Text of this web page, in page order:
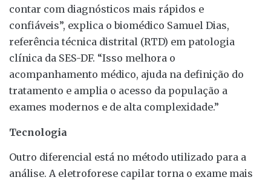
contar com diagnósticos mais rápidos e
confiáveis”, explica o biomédico Samuel Dias,
referência técnica distrital (RTD) em patologia
clínica da SES-DF. “Isso melhora o
acompanhamento médico, ajuda na definição do
tratamento e amplia o acesso da população a
exames modernos e de alta complexidade.”
Tecnologia
Outro diferencial está no método utilizado para a
análise. A eletroforese capilar torna o exame mais